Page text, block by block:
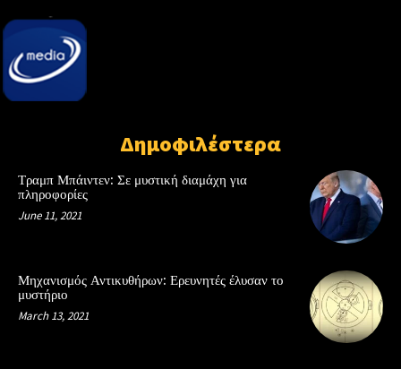
Δημοφιλέστερα
Τραμπ Μπάιντεν: Σε μυστική διαμάχη για
πληροφορίες
June 11, 2021
Μηχανισμός Αντικυθήρων: Ερευνητές έλυσαν το
μυστήριο
March 13, 2021